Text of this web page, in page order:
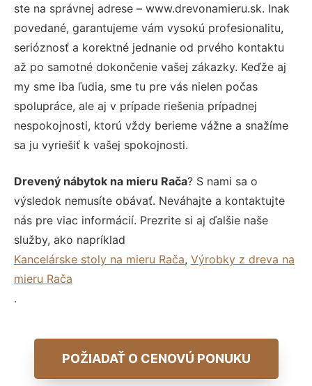
ste na správnej adrese – www.drevonamieru.sk. Inak
povedané, garantujeme vám vysokú profesionalitu,
serióznosť a korektné jednanie od prvého kontaktu
až po samotné dokončenie vašej zákazky. Keďže aj
my sme iba ľudia, sme tu pre vás nielen počas
spolupráce, ale aj v prípade riešenia prípadnej
nespokojnosti, ktorú vždy berieme vážne a snažíme
sa ju vyriešiť k vašej spokojnosti.
Drevený nábytok na mieru Rača? S nami sa o
výsledok nemusíte obávať. Neváhajte a kontaktujte
nás pre viac informácií. Prezrite si aj ďalšie naše
služby, ako napríklad
Kancelárske stoly na mieru Rača, Výrobky z dreva na
mieru Rača
.
POŽIADAŤ O CENOVÚ PONUKU